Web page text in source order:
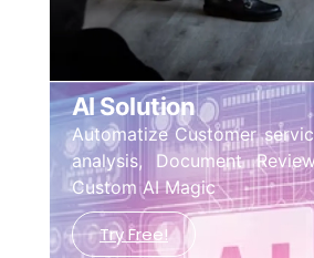
AI Solution
Automatize Customer
analysis, Document
Custom AI Magic
Try Free!